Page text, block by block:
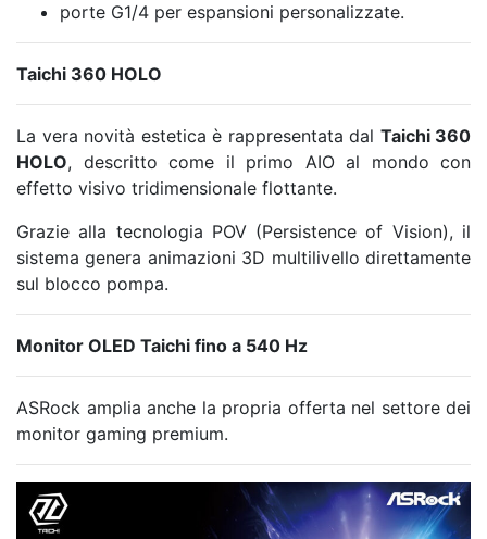
porte G1/4 per espansioni personalizzate.
Taichi 360 HOLO
La vera novità estetica è rappresentata dal Taichi 360
HOLO, descritto come il primo AIO al mondo con
effetto visivo tridimensionale flottante.
Grazie alla tecnologia POV (Persistence of Vision), il
sistema genera animazioni 3D multilivello direttamente
sul blocco pompa.
Monitor OLED Taichi fino a 540 Hz
ASRock amplia anche la propria offerta nel settore dei
monitor gaming premium.